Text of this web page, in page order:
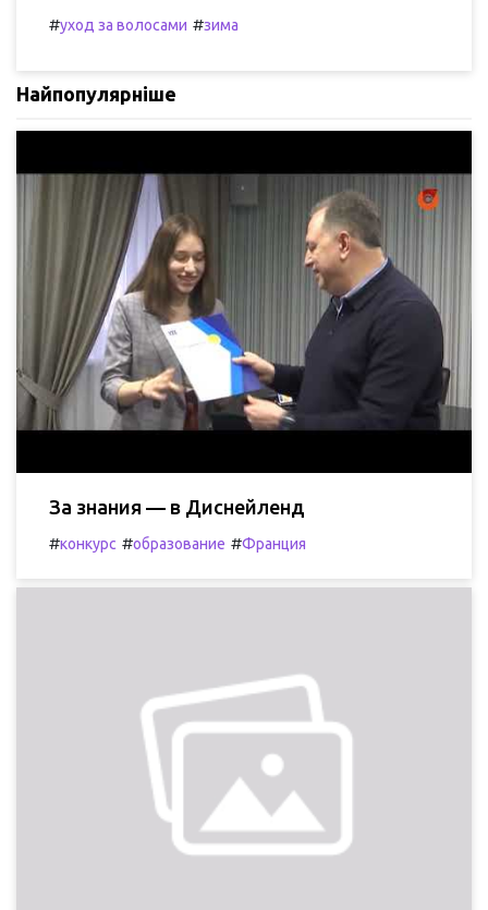
#уход за волосами #зима
Найпопулярніше
За знания — в Диснейленд
#конкурс #образование #Франция